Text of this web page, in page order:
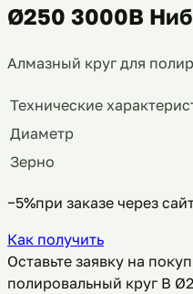
Ø250 3000B
Алмазный круг для
Технические
Диаметр
Зерно
−5%при заказе через
Как получить
Оставьте заявку на
полировальный круг B